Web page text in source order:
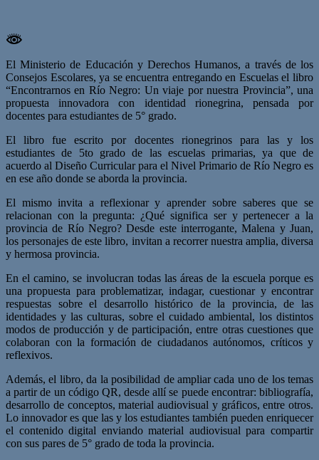
El Ministerio de Educación y Derechos Humanos, a través de los
Consejos Escolares, ya se encuentra entregando en Escuelas el libro
“Encontrarnos en Río Negro: Un viaje por nuestra Provincia”, una
propuesta innovadora con identidad rionegrina, pensada por
docentes para estudiantes de 5° grado.
El libro fue escrito por docentes rionegrinos para las y los
estudiantes de 5to grado de las escuelas primarias, ya que de
acuerdo al Diseño Curricular para el Nivel Primario de Río Negro es
en ese año donde se aborda la provincia.
El mismo invita a reflexionar y aprender sobre saberes que se
relacionan con la pregunta: ¿Qué significa ser y pertenecer a la
provincia de Río Negro? Desde este interrogante, Malena y Juan,
los personajes de este libro, invitan a recorrer nuestra amplia, diversa
y hermosa provincia.
En el camino, se involucran todas las áreas de la escuela porque es
una propuesta para problematizar, indagar, cuestionar y encontrar
respuestas sobre el desarrollo histórico de la provincia, de las
identidades y las culturas, sobre el cuidado ambiental, los distintos
modos de producción y de participación, entre otras cuestiones que
colaboran con la formación de ciudadanos autónomos, críticos y
reflexivos.
Además, el libro, da la posibilidad de ampliar cada uno de los temas
a partir de un código QR, desde allí se puede encontrar: bibliografía,
desarrollo de conceptos, material audiovisual y gráficos, entre otros.
Lo innovador es que las y los estudiantes también pueden enriquecer
el contenido digital enviando material audiovisual para compartir
con sus pares de 5° grado de toda la provincia.